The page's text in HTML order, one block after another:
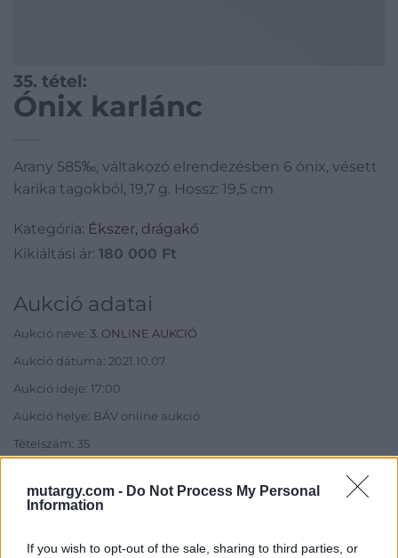
mutargy.com - Do Not Process My Personal
Information
If you wish to opt-out of the sale, sharing to third parties, or
35. tétel:
Ónix karlánc
Arany 585‰, váltakozó elrendezésben 6 ónix, vésett
karika tagokból, 19,7 g. Hossz: 19,5 cm
Kategória: Ékszer, drágakő
Kikiáltási ár: 180 000 Ft
Aukció adatai
Aukció neve: 3. ONLINE AUKCIÓ
Aukció dátuma: 2021.10.07
Aukció ideje: 17:00
Aukció helye: BÁV online aukció
Tételszám: 35
Eladó adatai
Galéria